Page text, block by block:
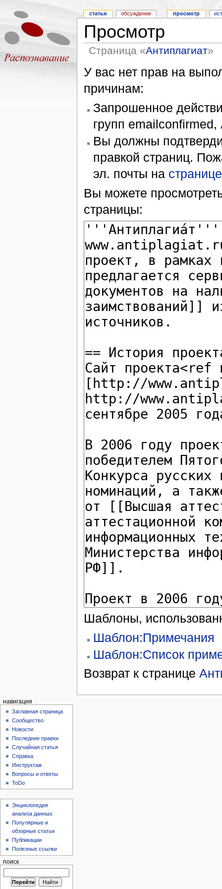
Просмотр
Страница «Антиплагиат»
У вас нет прав на
причинам:
Запрошенное
групп emailconfirmed,
Вы должны
правкой страниц.
эл. почты на
Вы можете
страницы:
Шаблоны,
Шаблон:Примечания
Шаблон:Список
Возврат к странице
статья обсуждение просмотр
навигация
Заглавная страница
Сообщество
Новости
Последние правки
Случайная статья
Справка
Инструктаж
Вопросы и ответы
ToDo
Энциклопедия
анализа данных
Популярные и
обзорные статьи
Публикации
Полезные ссылки
поиск